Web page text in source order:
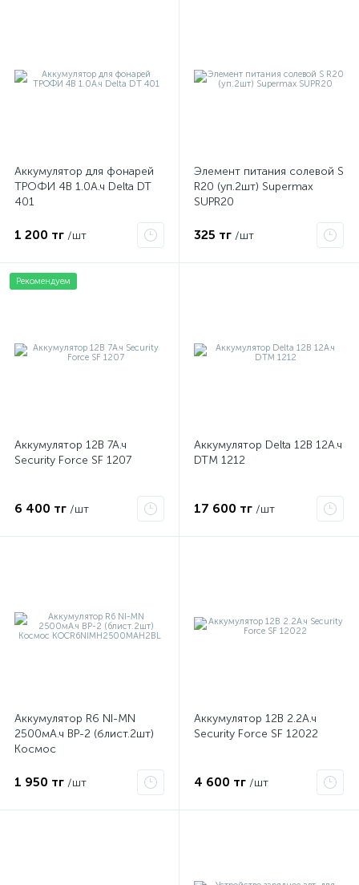
Аккумулятор для фонарей
ТРОФИ 4В 1.0А.ч Delta DT
401
1 200 тг /шт
Элемент питания солевой S
R20 (уп.2шт) Supermax
SUPR20
325 тг /шт
Рекомендуем
Аккумулятор 12В 7А.ч
Security Force SF 1207
6 400 тг /шт
Аккумулятор Delta 12В 12А.ч
DTM 1212
17 600 тг /шт
Аккумулятор R6 NI-MN
2500мА.ч BP-2 (блист.2шт)
Космос
1 950 тг /шт
Аккумулятор 12В 2.2А.ч
Security Force SF 12022
4 600 тг /шт